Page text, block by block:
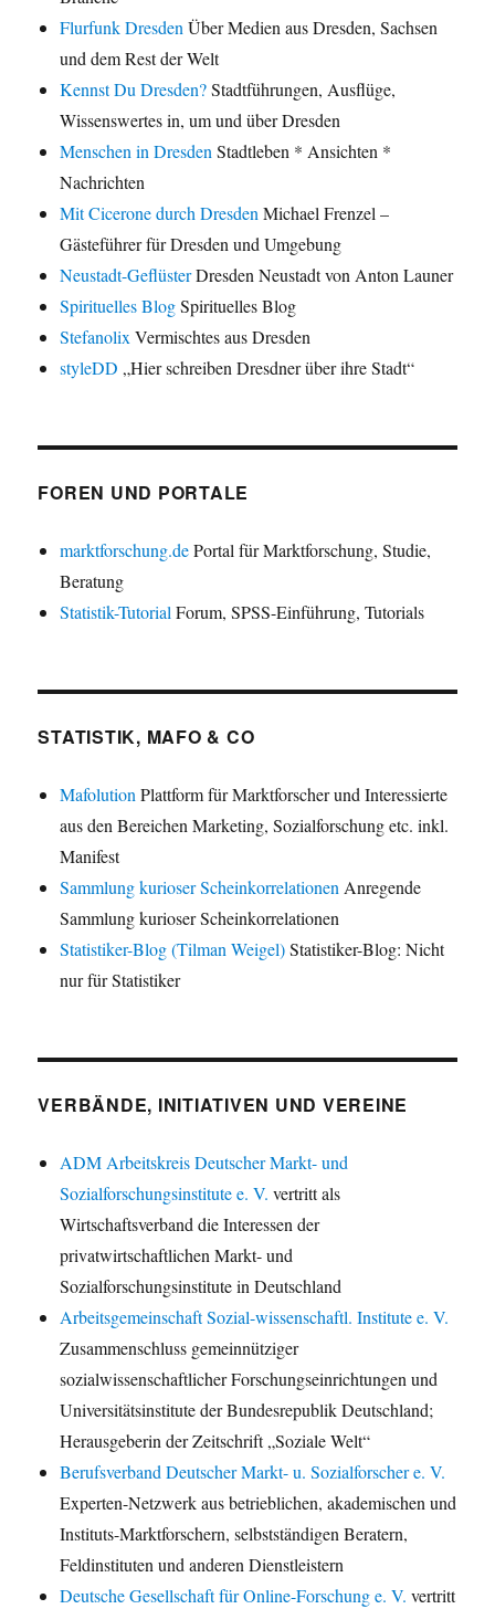
Flurfunk Dresden Über Medien aus Dresden, Sachsen
und dem Rest der Welt
Kennst Du Dresden?Stadtführungen, Ausflüge,
Wissenswertes in, um und über Dresden
Menschen in Dresden Stadtleben * Ansichten *
Nachrichten
Mit Cicerone durch Dresden Michael Frenzel –
Gästeführer für Dresden und Umgebung
Neustadt-GeflüsterDresden Neustadt von Anton Launer
Spirituelles BlogSpirituelles Blog
Stefanolix Vermischtes aus Dresden
styleDD „Hier schreiben Dresdner über ihre Stadt“
FOREN UND PORTALE
marktforschung.dePortal für Marktforschung, Studie,
Beratung
Statistik-Tutorial Forum, SPSS-Einführung, Tutorials
STATISTIK, MAFO & CO
Mafolution Plattform für Marktforscher und Interessierte
aus den Bereichen Marketing, Sozialforschung etc. inkl.
Manifest
Sammlung kurioser Scheinkorrelationen Anregende
Sammlung kurioser Scheinkorrelationen
Statistiker-Blog (Tilman Weigel)Statistiker-Blog: Nicht
nur für Statistiker
VERBÄNDE, INITIATIVEN UND VEREINE
ADM Arbeitskreis Deutscher Markt- und
Sozialforschungsinstitute e. V. vertritt als
Wirtschaftsverband die Interessen der
privatwirtschaftlichen Markt- und
Sozialforschungsinstitute in Deutschland
Arbeitsgemeinschaft Sozial-wissenschaftl. Institute e. V.
Zusammenschluss gemeinnütziger
sozialwissenschaftlicher Forschungseinrichtungen und
Universitätsinstitute der Bundesrepublik Deutschland;
Herausgeberin der Zeitschrift „Soziale Welt“
Berufsverband Deutscher Markt- u. Sozialforscher e. V.
Experten-Netzwerk aus betrieblichen, akademischen und
Instituts-Marktforschern, selbstständigen Beratern,
Feldinstituten und anderen Dienstleistern
Deutsche Gesellschaft für Online-Forschung e. V. vertritt